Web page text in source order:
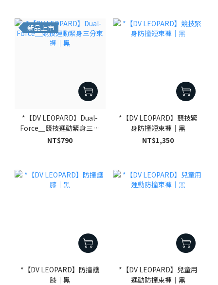
新品上市
*【DV LEOPARD】Dual-
Force＿競技運動緊身三分
束褲｜黑
NT$790
*【DV LEOPARD】競技緊
身防撞短束褲｜黑
NT$1,350
*【DV LEOPARD】防撞護
膝｜黑
*【DV LEOPARD】兒童用
運動防撞束褲｜黑